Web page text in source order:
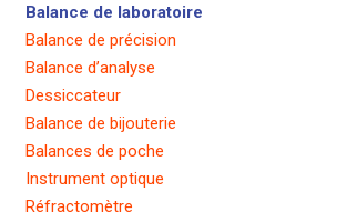
Balance de laboratoire
Balance de précision
Balance d’analyse
Dessiccateur
Balance de bijouterie
Balances de poche
Instrument optique
Réfractomètre